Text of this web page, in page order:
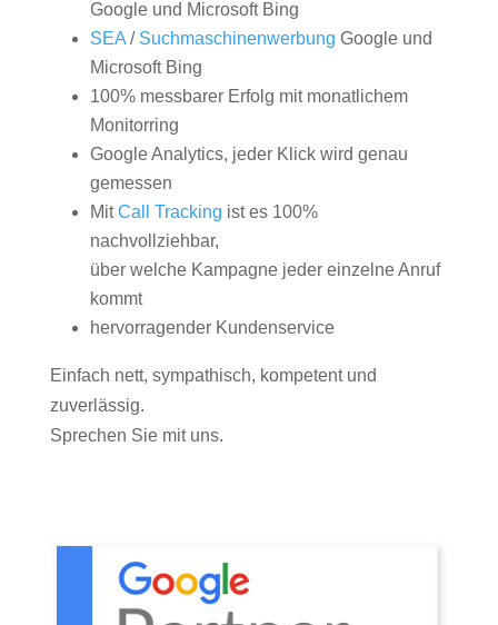
Google und Microsoft Bing
SEA/ Suchmaschinenwerbung Google und
Microsoft Bing
100% messbarer Erfolg mit monatlichem
Monitorring
Google Analytics, jeder Klick wird genau
gemessen
MitCall Tracking ist es 100%
nachvollziehbar,
über welche Kampagne jeder einzelne Anruf
kommt
hervorragender Kundenservice
Einfach nett, sympathisch, kompetent und
zuverlässig.
Sprechen Sie mit uns.